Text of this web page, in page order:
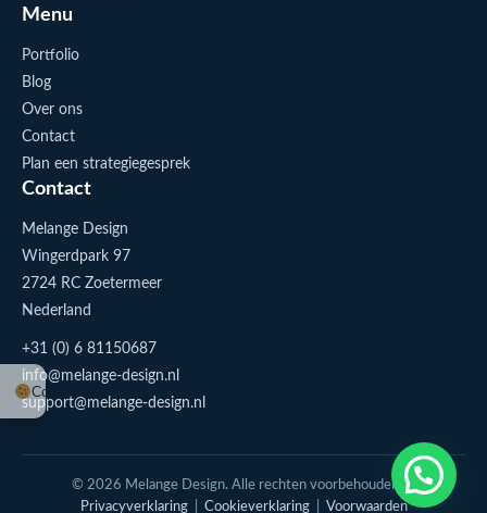
Cookie-instellingen
Stuur me een appje
1
Menu
Portfolio
Blog
Over ons
Contact
Plan een strategiegesprek
Contact
Melange Design
Wingerdpark 97
2724 RC Zoetermeer
Nederland
+31 (0) 6 81150687
info@melange-design.nl
support@melange-design.nl
© 2026 Melange Design. Alle rechten voorbehouden. |
Privacyverklaring| Cookieverklaring| Voorwaarden